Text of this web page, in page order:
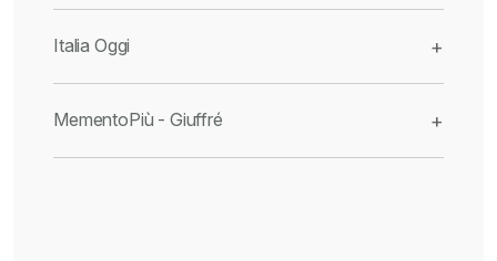
Italia Oggi +
MementoPiù - Giuffré +